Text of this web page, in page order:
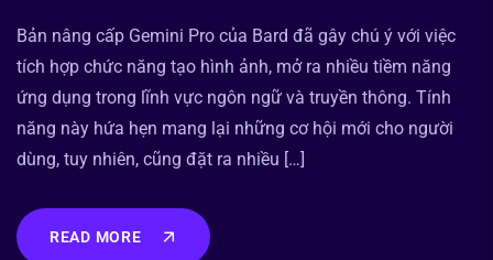
Bản nâng cấp Gemini Pro của Bard đã gây chú ý với việc
tích hợp chức năng tạo hình ảnh, mở ra nhiều tiềm năng
ứng dụng trong lĩnh vực ngôn ngữ và truyền thông. Tính
năng này hứa hẹn mang lại những cơ hội mới cho người
dùng, tuy nhiên, cũng đặt ra nhiều […]
READ MORE